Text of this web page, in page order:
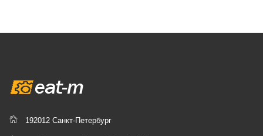
192012 Санкт-Петербург